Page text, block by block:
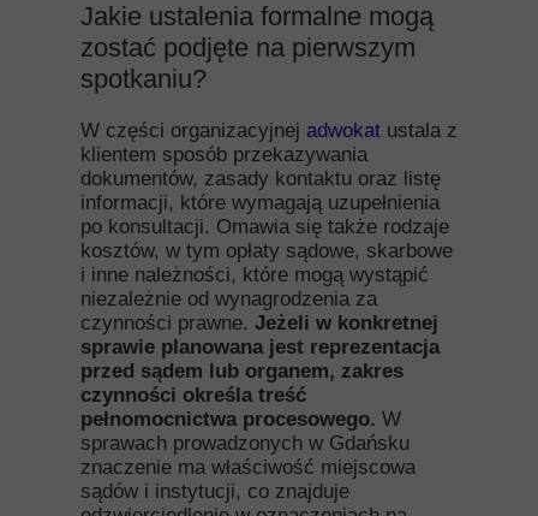
Jakie ustalenia formalne mogą
zostać podjęte na pierwszym
spotkaniu?
W części organizacyjnej adwokat ustala z
klientem sposób przekazywania
dokumentów, zasady kontaktu oraz listę
informacji, które wymagają uzupełnienia
po konsultacji. Omawia się także rodzaje
kosztów, w tym opłaty sądowe, skarbowe
i inne należności, które mogą wystąpić
niezależnie od wynagrodzenia za
czynności prawne. Jeżeli w konkretnej
sprawie planowana jest reprezentacja
przed sądem lub organem, zakres
czynności określa treść
pełnomocnictwa procesowego. W
sprawach prowadzonych w Gdańsku
znaczenie ma właściwość miejscowa
sądów i instytucji, co znajduje